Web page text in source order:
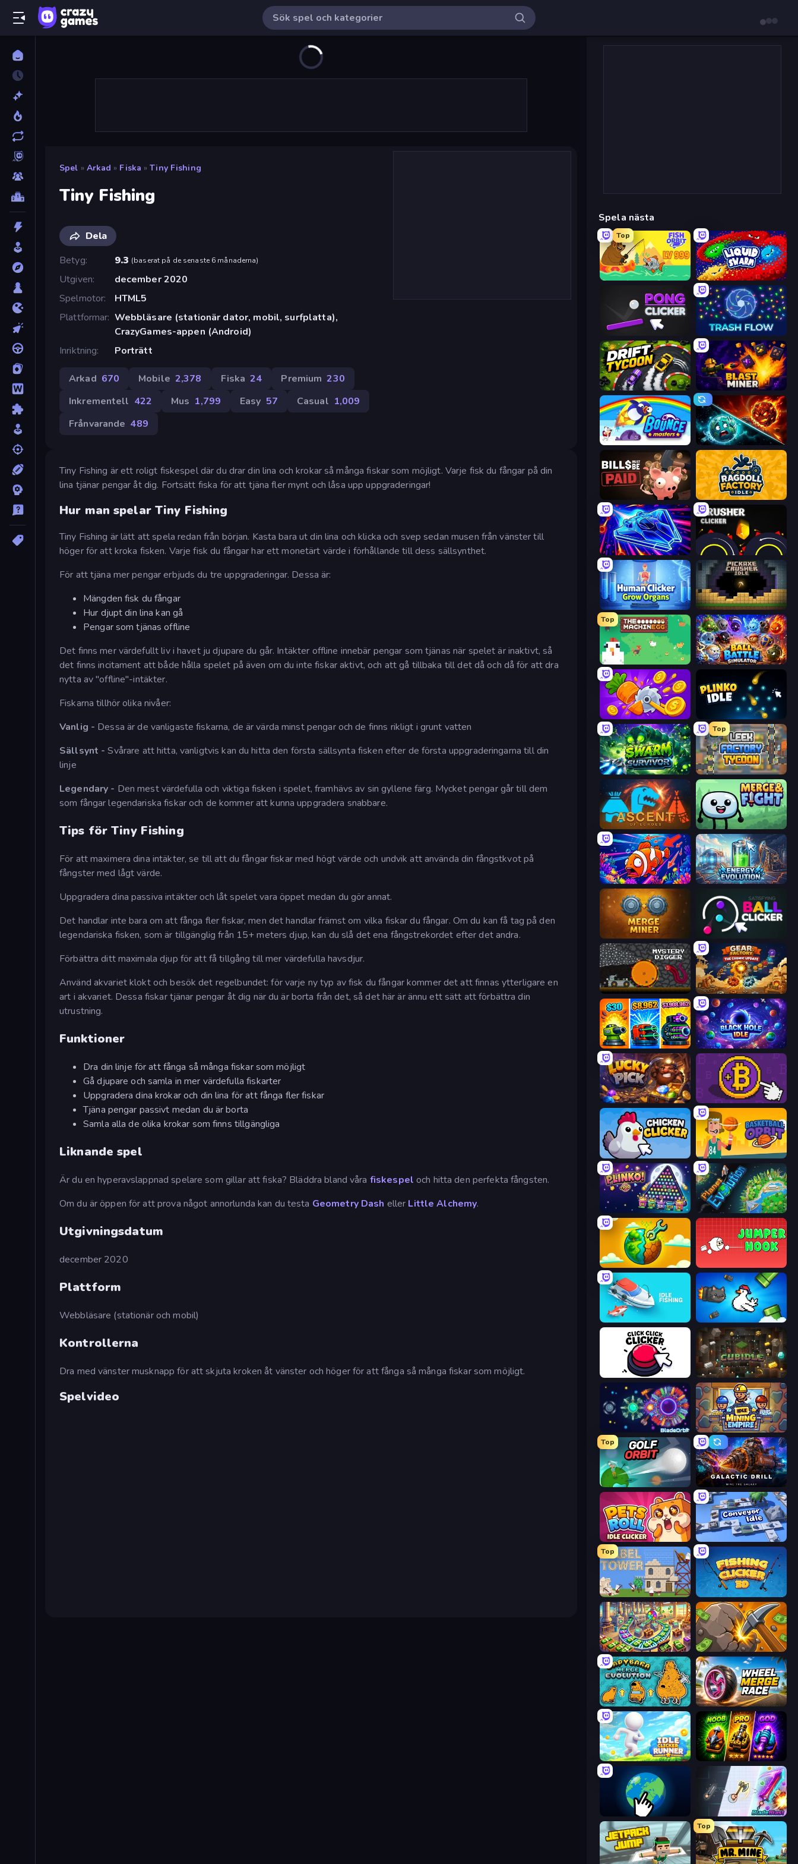
Spel » Arkad » Fiska » Tiny Fishing
Tiny Fishing
Dela
Betyg
9.3 (baserat på de senaste 6 månaderna)
Utgiven
december 2020
Spelmotor
HTML5
Plattformar Webbläsare (stationär dator, mobil, surfplatta),
CrazyGames-appen (Android)
Inriktning
Porträtt
Arkad 670 Mobile 2,378 Fiska 24 Premium 230
Inkrementell 422 Mus 1,799 Easy 57 Casual 1,009
Frånvarande 489
Tiny Fishing är ett roligt fiskespel där du drar din lina och krokar så många fiskar som möjligt. Varje fisk du fångar på din
lina tjänar pengar åt dig. Fortsätt fiska för att tjäna fler mynt och låsa upp uppgraderingar!
Hur man spelar Tiny Fishing
Tiny Fishing är lätt att spela redan från början. Kasta bara ut din lina och klicka och svep sedan musen från vänster till
höger för att kroka fisken. Varje fisk du fångar har ett monetärt värde i förhållande till dess sällsynthet.
För att tjäna mer pengar erbjuds du tre uppgraderingar. Dessa är:
Mängden fisk du fångar
Hur djupt din lina kan gå
Pengar som tjänas offline
Det finns mer värdefullt liv i havet ju djupare du går. Intäkter offline innebär pengar som tjänas när spelet är inaktivt, så
det finns incitament att både hålla spelet på även om du inte fiskar aktivt, och att gå tillbaka till det då och då för att dra
nytta av "offline"-intäkter.
Fiskarna tillhör olika nivåer:
Vanlig - Dessa är de vanligaste fiskarna, de är värda minst pengar och de finns rikligt i grunt vatten
Sällsynt - Svårare att hitta, vanligtvis kan du hitta den första sällsynta fisken efter de första uppgraderingarna till din
linje
Legendary - Den mest värdefulla och viktiga fisken i spelet, framhävs av sin gyllene färg. Mycket pengar går till dem
som fångar legendariska fiskar och de kommer att kunna uppgradera snabbare.
Tips för Tiny Fishing
För att maximera dina intäkter, se till att du fångar fiskar med högt värde och undvik att använda din fångstkvot på
fångster med lågt värde.
Uppgradera dina passiva intäkter och låt spelet vara öppet medan du gör annat.
Det handlar inte bara om att fånga fler fiskar, men det handlar främst om vilka fiskar du fångar. Om du kan få tag på den
legendariska fisken, som är tillgänglig från 15+ meters djup, kan du slå det ena fångstrekordet efter det andra.
Förbättra ditt maximala djup för att få tillgång till mer värdefulla havsdjur.
Använd akvariet klokt och besök det regelbundet: för varje ny typ av fisk du fångar kommer det att finnas ytterligare en
art i akvariet. Dessa fiskar tjänar pengar åt dig när du är borta från det, så det här är ännu ett sätt att förbättra din
utrustning.
Funktioner
Dra din linje för att fånga så många fiskar som möjligt
Gå djupare och samla in mer värdefulla fiskarter
Uppgradera dina krokar och din lina för att fånga fler fiskar
Tjäna pengar passivt medan du är borta
Samla alla de olika krokar som finns tillgängliga
Liknande spel
Är du en hyperavslappnad spelare som gillar att fiska? Bläddra bland våra fiskespel och hitta den perfekta fångsten.
Om du är öppen för att prova något annorlunda kan du testa Geometry Dash eller Little Alchemy.
Utgivningsdatum
december 2020
Plattform
Webbläsare (stationär och mobil)
Kontrollerna
Dra med vänster musknapp för att skjuta kroken åt vänster och höger för att fånga så många fiskar som möjligt.
Spelvideo
Spela nästa
Top
Fish Orbit Liquid Swarm
Pong Clicker Trash Flow
Drift Tycoon Blast Miner
Bouncemasters PlanetCrush 2
Bills Must Be Paid Ragdoll Factory Idle
Stellar Swarm Crusher Clicker
Human Clicker: Grow Organs Pickaxe Crusher Idle
Top
The MachinEGG Ball Battle Simulator
Farm Ring Idle Plinko Idle
Swarm Survivor
Top
Leek Factory Tycoon
Ascent of Echoes Merge & Fight
Fish Catch Idle Energy Evolution
Merge Miner Satisfying Ball Clicker
Mystery Digger Gear Factory
Pumpkin Defense: Merge Cannon Black Hole Idle
Lucky Pick Money Maker
Chicken Clicker Basketball Orbit
PLINKO! Planet Evolution: Idle Clicker
Land Explorers: Merge & Build
Idle Fishing Honk
Click Click Clicker Cubidle
BladeOrbit.io Idle Mining Empire
Top
Golf Orbit Galactic Drill
Pets Roll: Idle Clicker Conveyor Idle
Top
Babel Tower Fishing Clicker 3D
Money Factory: Tycoon Idle Game Mine Clicker
Capybara Merge Evolution Wheel Merge Race
Idle Clicker Runner Merge Survival
Planet Clicker 2 BladeBlast.io
Top